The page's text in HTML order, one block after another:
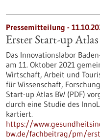
Pressemitteilung -
Erster Start-up
Das Innovationslabor
am 11. Oktober 2021
Wirtschaft, Arbeit und
für Wissenschaft,
Start-up Atlas BW (PDF)
durch eine Studie des
kartiert.
https://
bw.de/fachbeitrag/pm/